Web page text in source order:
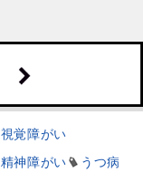
視覚障がい
精神障がい
うつ病